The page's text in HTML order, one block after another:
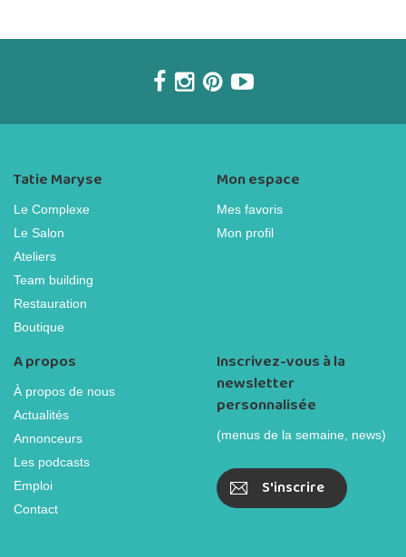
Tatie Maryse
Le Complexe
Le Salon
Ateliers
Team building
Restauration
Boutique
Mon espace
Mes favoris
Mon profil
A propos
À propos de nous
Actualités
Annonceurs
Les podcasts
Emploi
Contact
Inscrivez-vous à la
newsletter
personnalisée
(menus de la semaine, news)
S'inscrire